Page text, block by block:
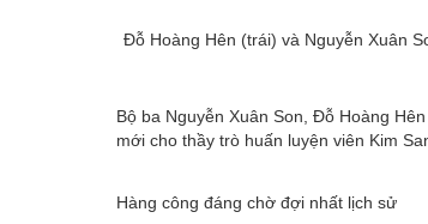
Đỗ Hoàng Hên (trái) và Nguyễn Xuân
Bộ ba Nguyễn Xuân Son, Đỗ Hoàng
mới cho thầy trò huấn luyện viên Kim
Hàng công đáng chờ đợi nhất lịch sử